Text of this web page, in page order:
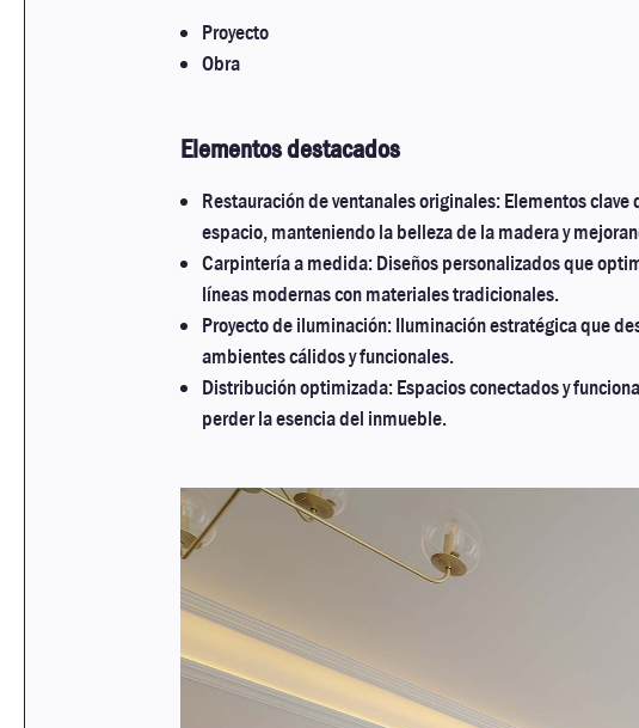
Proyecto
Obra
Elementos destacados
Restauración de ventanales originales: Elementos
espacio, manteniendo la belleza de la madera y
Carpintería a medida: Diseños personalizados que
líneas modernas con materiales tradicionales.
Proyecto de iluminación: Iluminación estratégica que
ambientes cálidos y funcionales.
Distribución optimizada: Espacios conectados y
perder la esencia del inmueble.